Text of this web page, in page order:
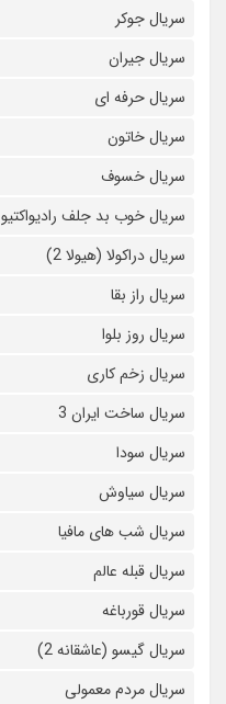
سریال جوکر
سریال جیران
سریال حرفه ای
سریال خاتون
سریال خسوف
سریال خوب بد جلف رادیواکتیو
سریال دراکولا (هیولا 2)
سریال راز بقا
سریال روز بلوا
سریال زخم کاری
سریال ساخت ایران 3
سریال سودا
سریال سیاوش
سریال شب های مافیا
سریال قبله عالم
سریال قورباغه
سریال گیسو (عاشقانه 2)
سریال مردم معمولی